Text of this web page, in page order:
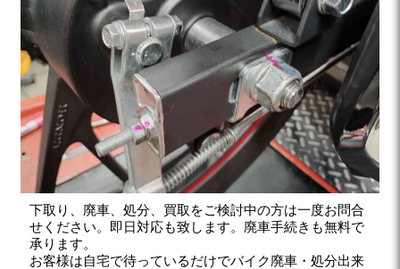
下取り、廃車、処分、買取をご検討中の方は一度お問合
せください。即日対応も致します。廃車手続きも無料で
承ります。
お客様は自宅で待っているだけでバイク廃車・処分出来